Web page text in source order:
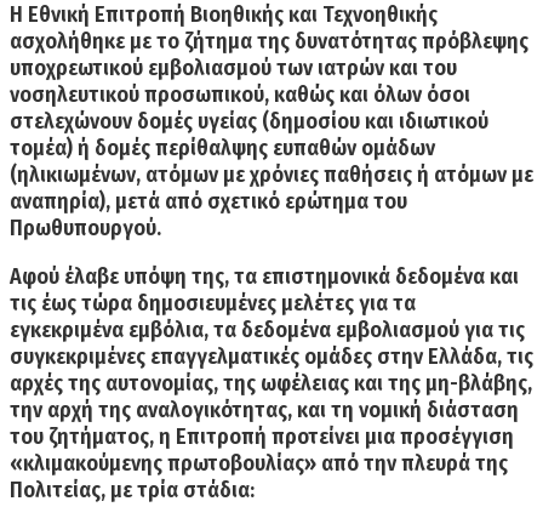
Η Εθνική Επιτροπή Βιοηθικής και Τεχνοηθικής
ασχολήθηκε με το ζήτημα της δυνατότητας πρόβλεψης
υποχρεωτικού εμβολιασμούτων ιατρών και του
νοσηλευτικού προσωπικού, καθώς και όλων όσοι
στελεχώνουν δομές υγείας (δημοσίου και ιδιωτικού
τομέα) ή δομές περίθαλψης ευπαθών ομάδων
(ηλικιωμένων, ατόμων με χρόνιες παθήσεις ή ατόμων με
αναπηρία), μετά από σχετικό ερώτημα του
Πρωθυπουργού.
Αφού έλαβε υπόψη της, τα επιστημονικά δεδομένα και
τις έως τώρα δημοσιευμένες μελέτες για τα
εγκεκριμένα εμβόλια, τα δεδομένα εμβολιασμού για τις
συγκεκριμένες επαγγελματικές ομάδες στην Ελλάδα, τις
αρχές της αυτονομίας, της ωφέλειας και της μη-βλάβης,
την αρχή της αναλογικότητας, και τη νομική διάσταση
του ζητήματος, η Επιτροπή προτείνει μια προσέγγιση
«κλιμακούμενης πρωτοβουλίας» από την πλευρά της
Πολιτείας, με τρία στάδια: